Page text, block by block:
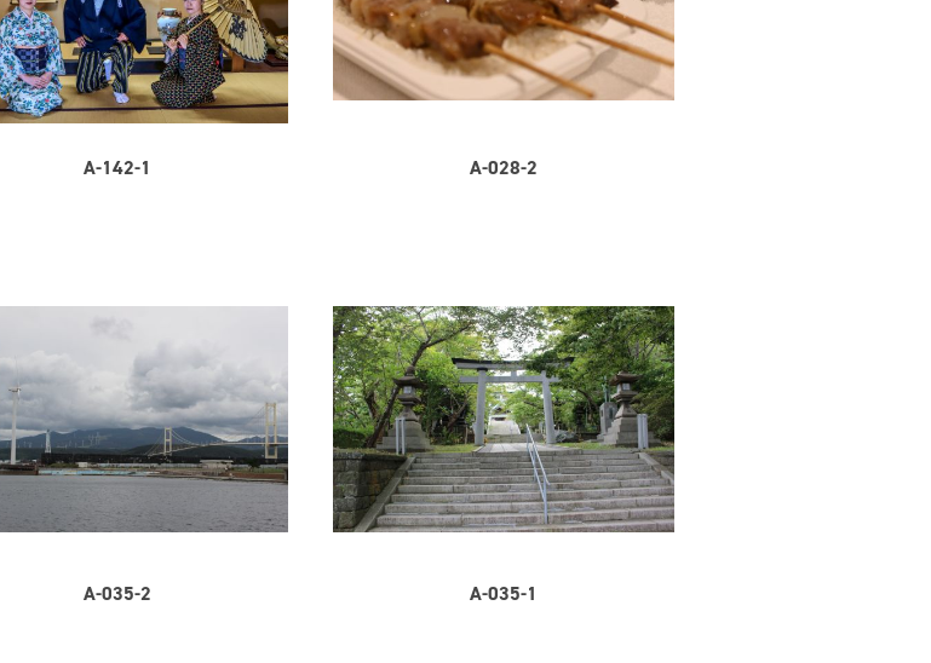
A-142-1 A-028-2
A-035-2 A-035-1